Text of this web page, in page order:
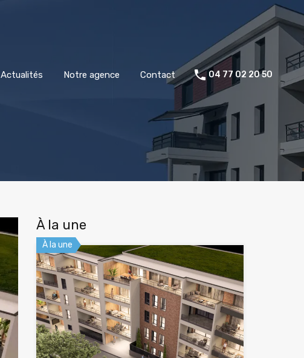
Actualités Notre agence Contact 04 77 02 20 50
À la une
À la une